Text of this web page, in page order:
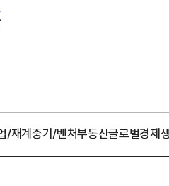
/재계중기/벤처부동산글로벌경제